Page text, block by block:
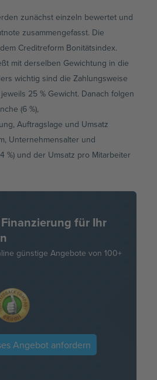
zunächst einzeln bewertet und
zusammengefasst. Die
Creditreform Bonitätsindex.
mit derselben Gewichtung in die
wichtig sind die Zahlungsweise
25 % Gewicht. Danach folgen
(6 %),
Auftragslage und Umsatz
Unternehmensalter und
%) und der Umsatz pro Mitarbeiter
für Ihr
günstige Angebote von 100+
Angebot anfordern